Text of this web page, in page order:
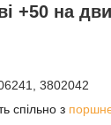
+50 на
3802042
спільно з